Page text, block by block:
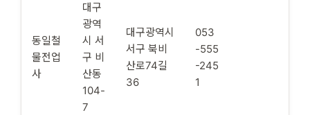
동일철
물전업
사
대구
광역
시 서
구 비
산동
104-
7
대구광역시
서구 북비
산로74길
36
053
-555
-245
1